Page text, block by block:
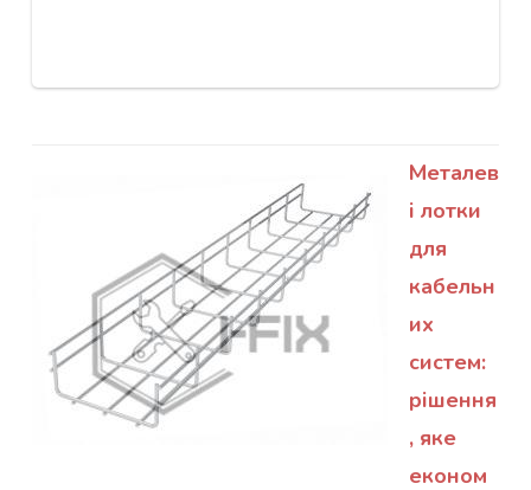
Металев
і лотки
для
кабельн
их
систем:
рішення
, яке
економ